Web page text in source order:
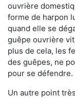
ouvrière
forme de harpon
quand elle se
guêpe ouvrière
plus de cela, les
des guêpes, ne
pour se défendre.
Un autre point